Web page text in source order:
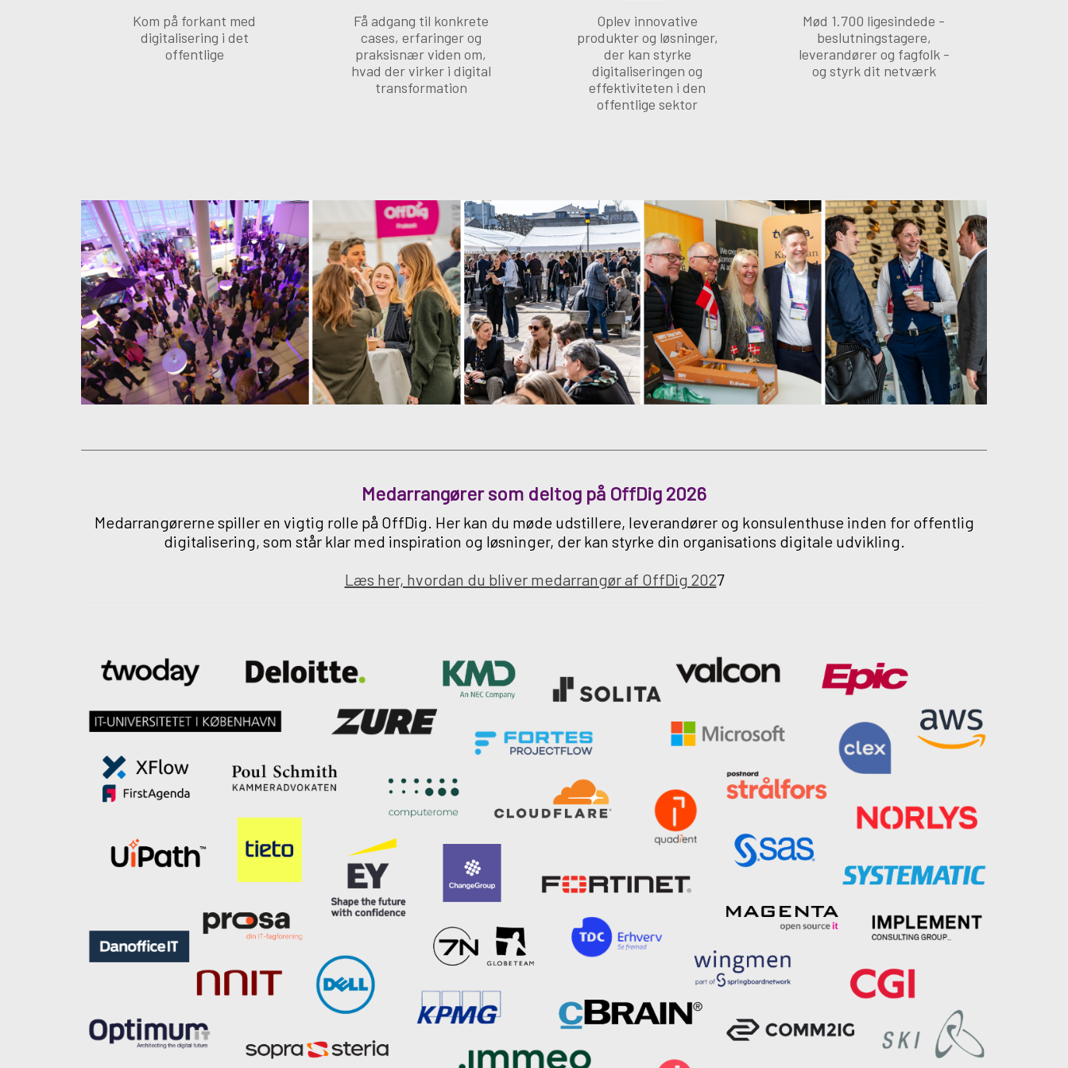
Kom på forkant med
digitalisering i det
offentlige
Få adgang til konkrete
cases, erfaringer og
praksisnær viden om,
hvad der virker i digital
transformation
Oplev innovative
produkter og løsninger,
der kan styrke
digitaliseringen og
effektiviteten i den
offentlige sektor
Mød 1.700 ligesindede -
beslutningstagere,
leverandører og fagfolk -
og styrk dit netværk
Medarrangører som deltog på OffDig 2026
Medarrangørerne spiller en vigtig rolle på OffDig. Her kan du møde udstillere, leverandører og konsulenthuse inden for offentlig
digitalisering, som står klar med inspiration og løsninger, der kan styrke din organisations digitale udvikling.
Læs her, hvordan du bliver medarrangør af OffDig 2027